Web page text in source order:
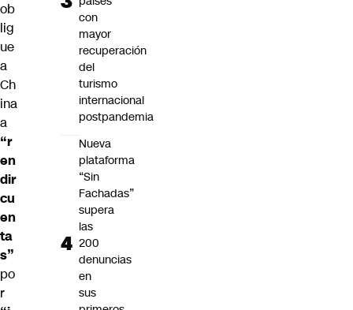
ob
lig
ue
a
Ch
ina
a
“r
en
dir
cu
en
ta
s”
po
r
con
mayor
recuperación
del
turismo
internacional
postpandemia
Nueva
plataforma
“Sin
Fachadas”
supera
las
200
denuncias
en
sus